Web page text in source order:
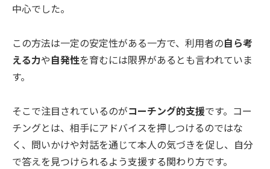
中心でした。
この方法は一定の安定性がある一方で、利用者の自ら考
える力や自発性を育むには限界があるとも言われていま
す。
そこで注目されているのがコーチング的支援です。コー
チングとは、相手にアドバイスを押しつけるのではな
く、問いかけや対話を通じて本人の気づきを促し、自分
で答えを見つけられるよう支援する関わり方です。